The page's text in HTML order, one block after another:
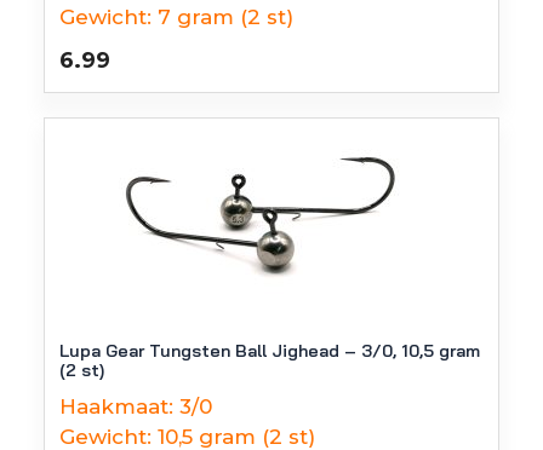
Gewicht: 7 gram (2 st)
6.99
Lupa Gear Tungsten Ball Jighead – 3/0, 10,5 gram
(2 st)
Haakmaat: 3/0
Gewicht: 10,5 gram (2 st)